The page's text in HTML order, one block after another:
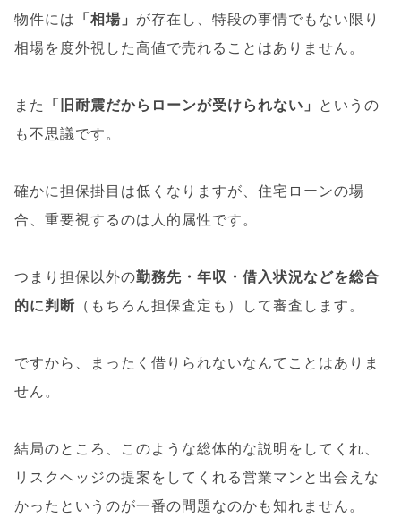
物件には 「相場」 が存在し、特段の事情でもない限り
相場を度外視した高値で売れることはありません。
また 「旧耐震だからローンが受けられない」
というの
も不思議です。
確かに担保掛目は低くなりますが、住宅ローンの場
合、重要視するのは人的属性です。
つまり担保以外の勤務先・年収・借入状況などを総合
的に判断 （もちろん担保査定も）して審査します。
ですから、まったく借りられないなんてことはありま
せん。
結局のところ、このような総体的な説明をしてくれ、
リスクヘッジの提案をしてくれる営業マンと出会えな
かったというのが一番の問題なのかも知れません。